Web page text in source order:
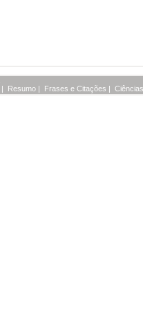
| Resumo | Frases e Citações |